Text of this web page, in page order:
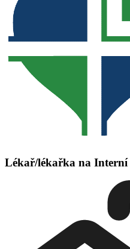
Lékař/lékařka na Interní